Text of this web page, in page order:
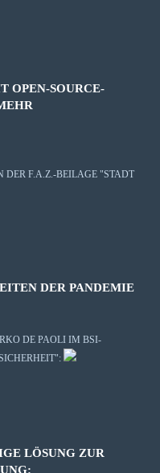
OPEN-SOURCE-
DER F.A.Z.-BEILAGE "STADT
DER PANDEMIE
DE PAOLI IM BSI-
LÖSUNG ZUR